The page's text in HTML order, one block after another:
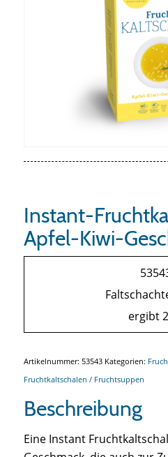
Instant-
Apfel-Kiwi-
ergibt
Artikelnummer: 53543 Kategorien:
Fruchtkaltschalen / Fruchtsuppen
Beschreibung
Eine Instant